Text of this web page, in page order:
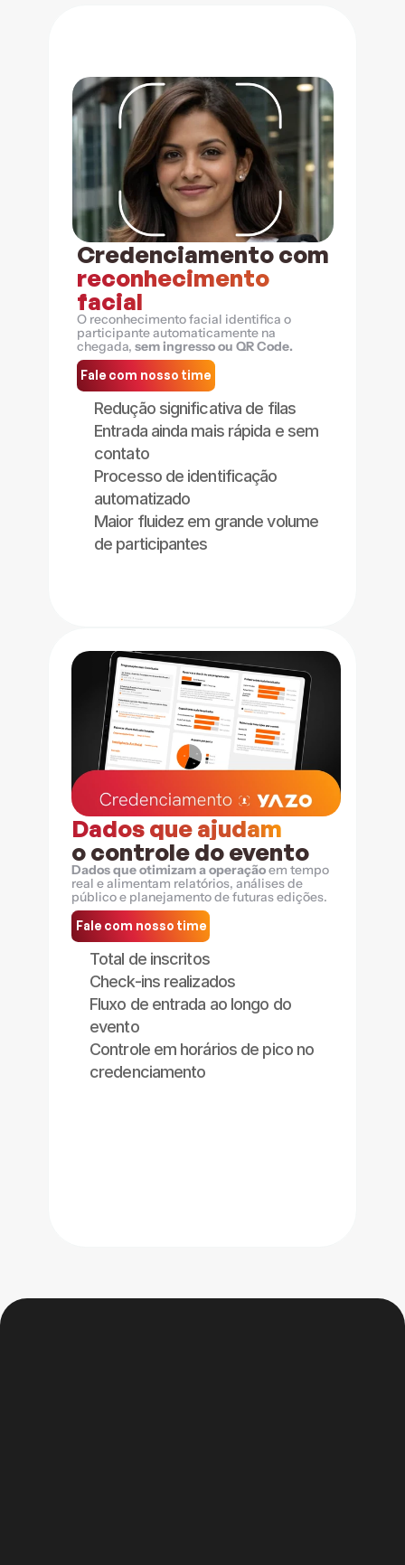
reconhecimento
facial
O reconhecimento facial identifica o
participante automaticamente na
chegada, sem ingresso ou QR Code.
Fale com nosso time
Redução significativa de filas
Entrada ainda mais rápida e sem
contato
Processo de identificação
automatizado
Maior fluidez em grande volume
de participantes
Total de inscritos
Check-ins realizados
Fluxo de entrada ao longo do
evento
Controle em horários de pico no
credenciamento
Dados que ajudam
o controle do evento
Dados que otimizam a operação em tempo
real e alimentam relatórios, análises de
público e planejamento de futuras edições.
Fale com nosso time